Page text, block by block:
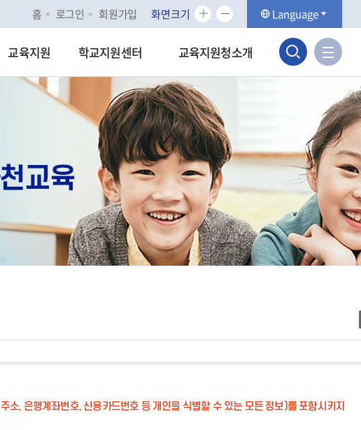
홈 로그인 회원가입 화면크기
화
면
크
기
확
대
화
면
크
축
Language
교육지원 학교지원센터 교육지원청소개
검
색
역
열
기
사
이
맵
바
로
가
기
소, 은행계좌번호, 신용카드번호 등 개인을 식별할 수 있는 모든 정보)를 포함시키지